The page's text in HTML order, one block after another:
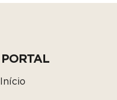
PORTAL
Início